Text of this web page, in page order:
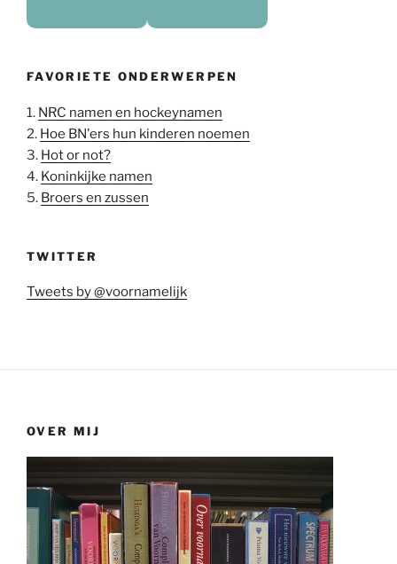
FAVORIETE ONDERWERPEN
1. NRC namen en hockeynamen
2. Hoe BN'ers hun kinderen noemen
3. Hot or not?
4. Koninkijke namen
5. Broers en zussen
TWITTER
Tweets by @voornamelijk
OVER MIJ